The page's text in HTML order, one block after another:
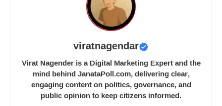
viratnagendar
Virat Nagender is a Digital Marketing Expert and the
mind behind JanataPoll.com, delivering clear,
engaging content on politics, governance, and
public opinion to keep citizens informed.